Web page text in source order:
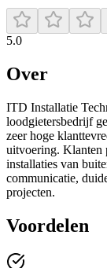
5.0
Over
ITD Installatie
loodgietersbedrijf
zeer hoge
uitvoering. Klanten
installaties van
communicatie,
projecten.
Voordelen